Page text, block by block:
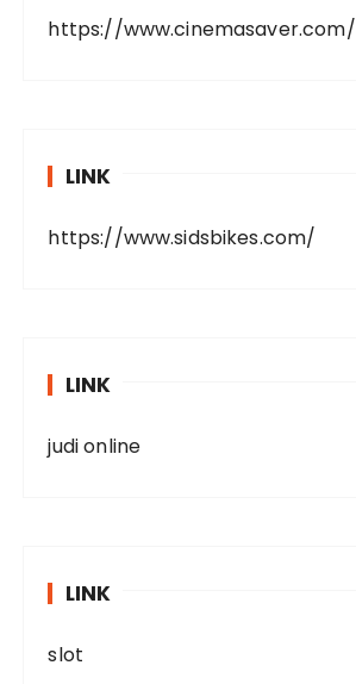
https://www.cinemasaver.com/
LINK
https://www.sidsbikes.com/
LINK
judi online
LINK
slot